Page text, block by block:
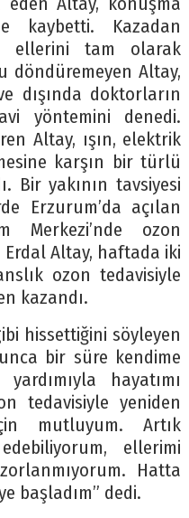
kaybetti. Kazadan
ellerini tam olarak
döndüremeyen Altay,
dışında doktorların
yöntemini denedi.
Altay, ışın, elektrik
karşın bir türlü
Bir yakının tavsiyesi
Erzurum’da açılan
Merkezi’nde ozon
Altay, haftada iki
ozon tedavisiyle
kazandı.
hissettiğini söyleyen
bir süre kendime
hayatımı
tedavisiyle yeniden
mutluyum. Artık
ellerimi
Hatta
başladım” dedi.